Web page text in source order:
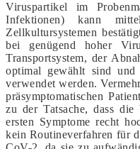
Viruspartikel im
Infektionen) kann
Zellkultursystemen
bei genügend hoher
Transportsystem, der
optimal gewählt sind und
verwendet werden.
präsymptomatischen
zu der Tatsache, dass
ersten Symptome recht
kein Routineverfahren für